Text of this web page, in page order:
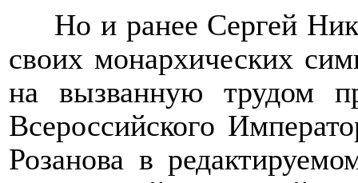
Но и ранее Сергей
своих монархических
на вызванную трудом
Всероссийского
Розанова в